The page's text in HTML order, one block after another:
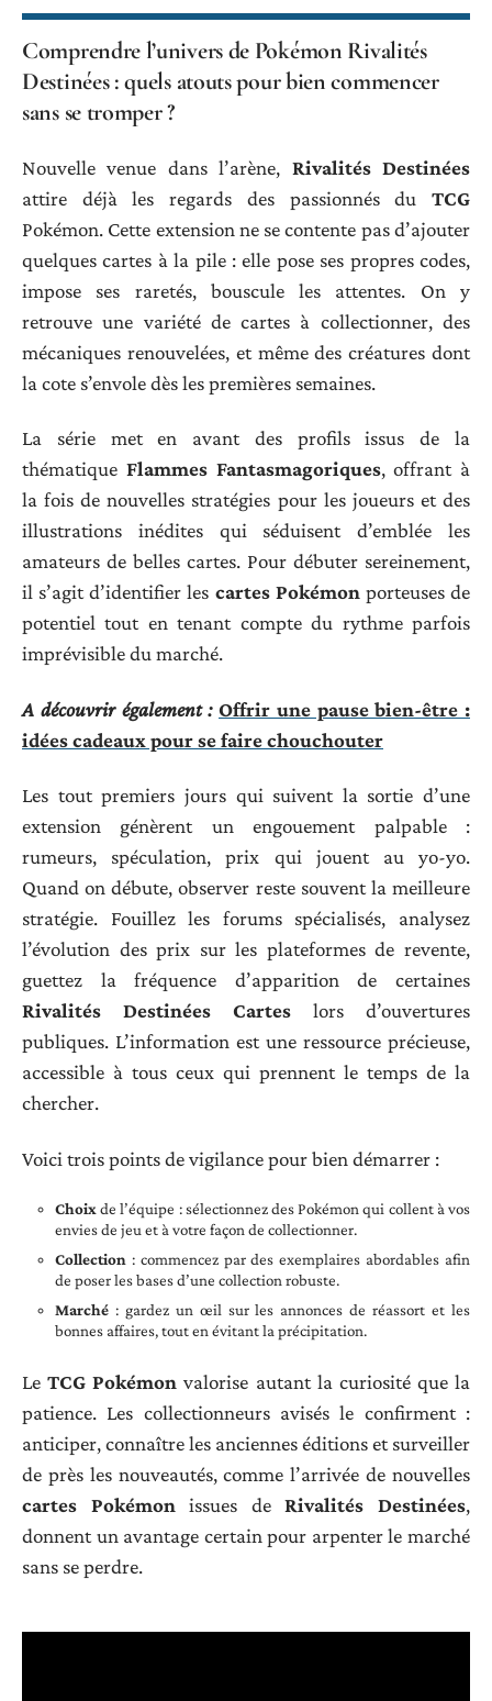
Comprendre l’univers de Pokémon Rivalités
Destinées : quels atouts pour bien commencer
sans se tromper ?
Nouvelle venue dans l’arène, Rivalités Destinées
attire déjà les regards des passionnés du TCG
Pokémon. Cette extension ne se contente pas d’ajouter
quelques cartes à la pile : elle pose ses propres codes,
impose ses raretés, bouscule les attentes. On y
retrouve une variété de cartes à collectionner, des
mécaniques renouvelées, et même des créatures dont
la cote s’envole dès les premières semaines.
La série met en avant des profils issus de la
thématique Flammes Fantasmagoriques, offrant à
la fois de nouvelles stratégies pour les joueurs et des
illustrations inédites qui séduisent d’emblée les
amateurs de belles cartes. Pour débuter sereinement,
il s’agit d’identifier les cartes Pokémonporteuses de
potentiel tout en tenant compte du rythme parfois
imprévisible du marché.
A découvrir également : Offrir une pause bien-être :
idées cadeaux pour se faire chouchouter
Les tout premiers jours qui suivent la sortie d’une
extension génèrent un engouement palpable :
rumeurs, spéculation, prix qui jouent au yo-yo.
Quand on débute, observer reste souvent la meilleure
stratégie. Fouillez les forums spécialisés, analysez
l’évolution des prix sur les plateformes de revente,
guettez la fréquence d’apparition de certaines
Rivalités Destinées Cartes lors d’ouvertures
publiques. L’information est une ressource précieuse,
accessible à tous ceux qui prennent le temps de la
chercher.
Voici trois points de vigilance pour bien démarrer :
Choixde l’équipe : sélectionnez des Pokémon qui collent à vos
envies de jeu et à votre façon de collectionner.
Collection : commencez par des exemplaires abordables afin
de poser les bases d’une collection robuste.
Marché : gardez un œil sur les annonces de réassort et les
bonnes affaires, tout en évitant la précipitation.
LeTCG Pokémon valorise autant la curiosité que la
patience. Les collectionneurs avisés le confirment :
anticiper, connaître les anciennes éditions et surveiller
de près les nouveautés, comme l’arrivée de nouvelles
cartes Pokémon issues deRivalités Destinées,
donnent un avantage certain pour arpenter le marché
sans se perdre.